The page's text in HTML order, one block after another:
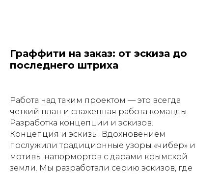
Граффити на заказ: от эскиза до
последнего штриха
Работа над таким проектом — это всегда
четкий план и слаженная работа команды.
Разработка концепции и эскизов.
Концепция и эскизы. Вдохновением
послужили традиционные узоры «чибер» и
мотивы натюрмортов с дарами крымской
земли. Мы разработали серию эскизов, где